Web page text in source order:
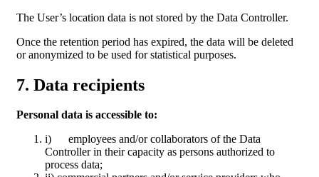
The User’s location data is not stored by the Data Controller.
Once the retention period has expired, the data will be deleted
or anonymized to be used for statistical purposes.
7. Data recipients
Personal data is accessible to:
i) employees and/or collaborators of the Data
Controller in their capacity as persons authorized to
process data;